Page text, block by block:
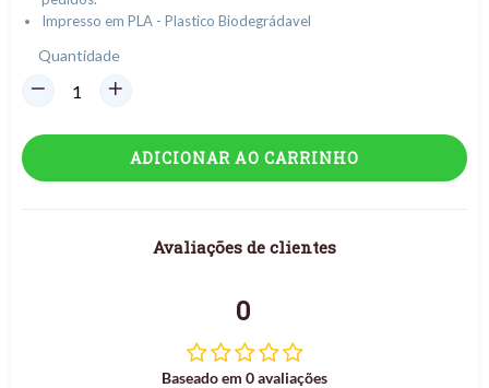
Impresso em PLA - Plastico Biodegrádavel
Quantidade
ADICIONAR AO CARRINHO
Avaliações de clientes
0
Baseado em 0 avaliações